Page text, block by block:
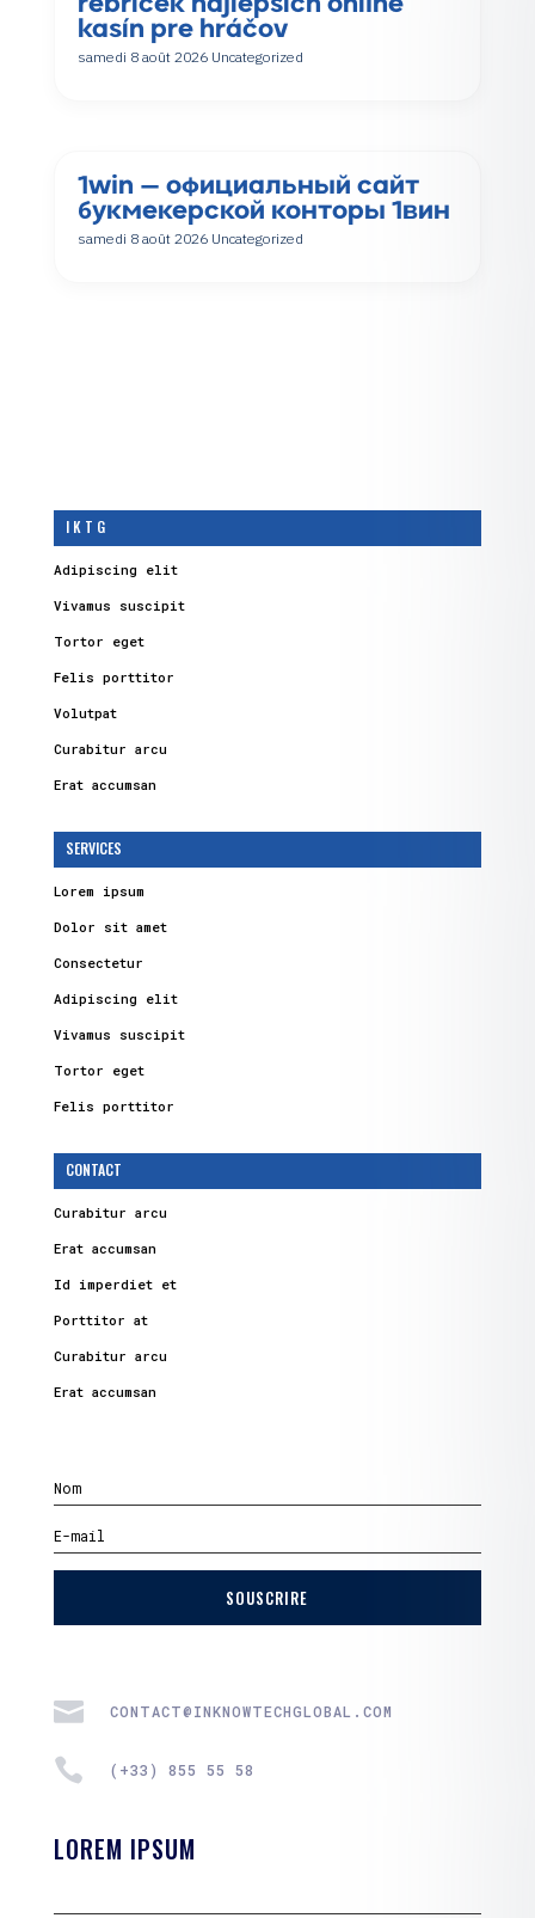
rebríček najlepších online
kasín pre hráčov
samedi 8 août 2026 Uncategorized
1win — официальный сайт
букмекерской конторы 1вин
samedi 8 août 2026 Uncategorized
I K T G
Adipiscing elit
Vivamus suscipit
Tortor eget
Felis porttitor
Volutpat
Curabitur arcu
Erat accumsan
SERVICES
Lorem ipsum
Dolor sit amet
Consectetur
Adipiscing elit
Vivamus suscipit
Tortor eget
Felis porttitor
CONTACT
Curabitur arcu
Erat accumsan
Id imperdiet et
Porttitor at
Curabitur arcu
Erat accumsan
SOUSCRIRE
 CONTACT@INKNOWTECHGLOBAL.COM
 (+33) 855 55 58
LOREM IPSUM